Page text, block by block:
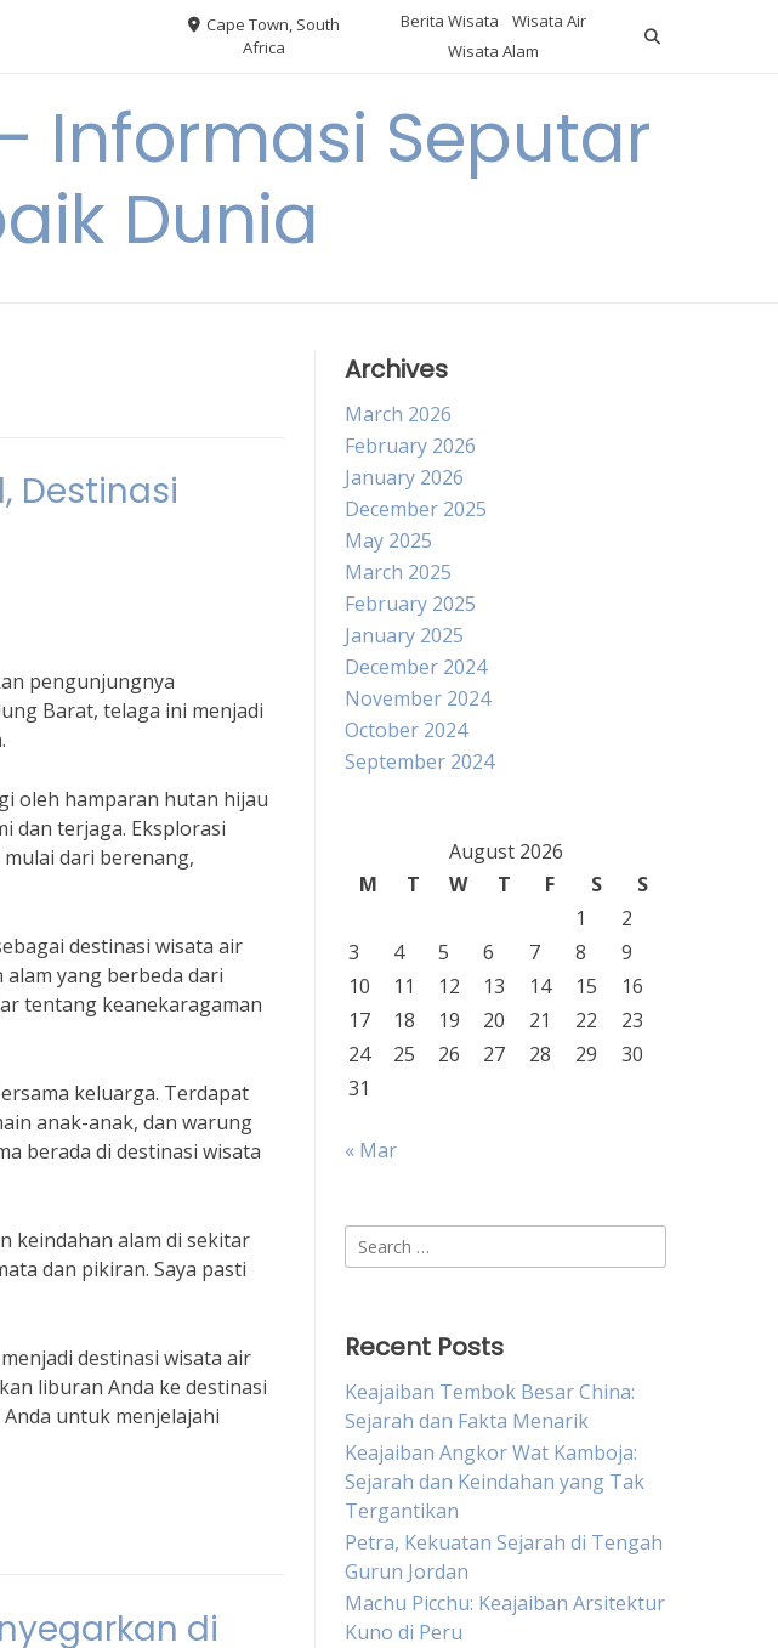
Cape Town, South
Africa
Berita Wisata
Wisata Air
Wisata Alam
– Informasi Seputar
Dunia
Destinasi
pengunjungnya
Barat, telaga ini menjadi
oleh hamparan hutan hijau
dan terjaga. Eksplorasi
dari berenang,
destinasi wisata air
yang berbeda dari
tentang keanekaragaman
keluarga. Terdapat
anak-anak, dan warung
berada di destinasi wisata
keindahan alam di sekitar
dan pikiran. Saya pasti
destinasi wisata air
liburan Anda ke destinasi
untuk menjelajahi
di
Archives
March 2026
February 2026
January 2026
December 2025
May 2025
March 2025
February 2025
January 2025
December 2024
November 2024
October 2024
September 2024
August 2026
M
T W T F S
S
1
2
3
4 5 6 7 8
9
10
11 12 13 14 15
16
17
18 19 20 21 22
23
24
25 26 27 28 29
30
31
« Mar
Search
for:
Recent Posts
Keajaiban Tembok Besar China:
Sejarah dan Fakta Menarik
Keajaiban Angkor Wat Kamboja:
Sejarah dan Keindahan yang Tak
Tergantikan
Petra, Kekuatan Sejarah di Tengah
Gurun Jordan
Machu Picchu: Keajaiban Arsitektur
Kuno di Peru